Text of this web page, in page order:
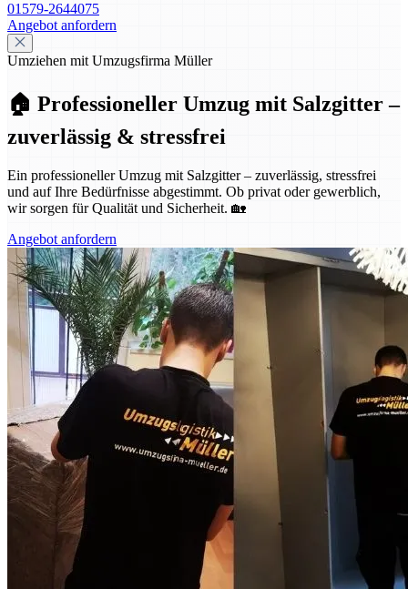
01579-2644075
Angebot anfordern
Umziehen mit Umzugsfirma Müller
🏠 Professioneller Umzug mit Salzgitter –
zuverlässig & stressfrei
Ein professioneller Umzug mit Salzgitter – zuverlässig, stressfrei
und auf Ihre Bedürfnisse abgestimmt. Ob privat oder gewerblich,
wir sorgen für Qualität und Sicherheit. 🏡
Angebot anfordern